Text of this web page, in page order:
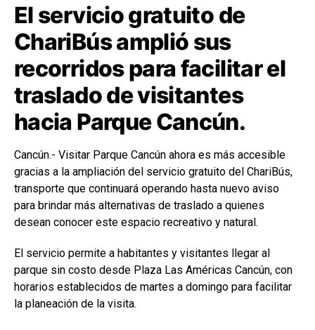
El servicio gratuito de
ChariBús amplió sus
recorridos para facilitar el
traslado de visitantes
hacia Parque Cancún.
Cancún.- Visitar Parque Cancún ahora es más accesible
gracias a la ampliación del servicio gratuito del ChariBús,
transporte que continuará operando hasta nuevo aviso
para brindar más alternativas de traslado a quienes
desean conocer este espacio recreativo y natural.
El servicio permite a habitantes y visitantes llegar al
parque sin costo desde Plaza Las Américas Cancún, con
horarios establecidos de martes a domingo para facilitar
la planeación de la visita.